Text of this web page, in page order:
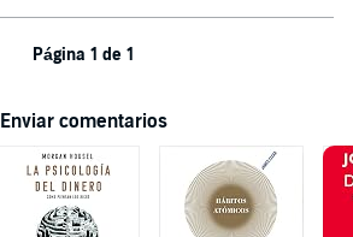
Página 1 de 1
Enviar comentarios